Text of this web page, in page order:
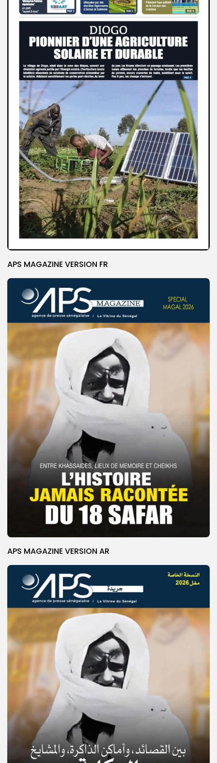
© Copyright 2025, APS
APS MAGAZINE VERSION FR
APS MAGAZINE VERSION AR